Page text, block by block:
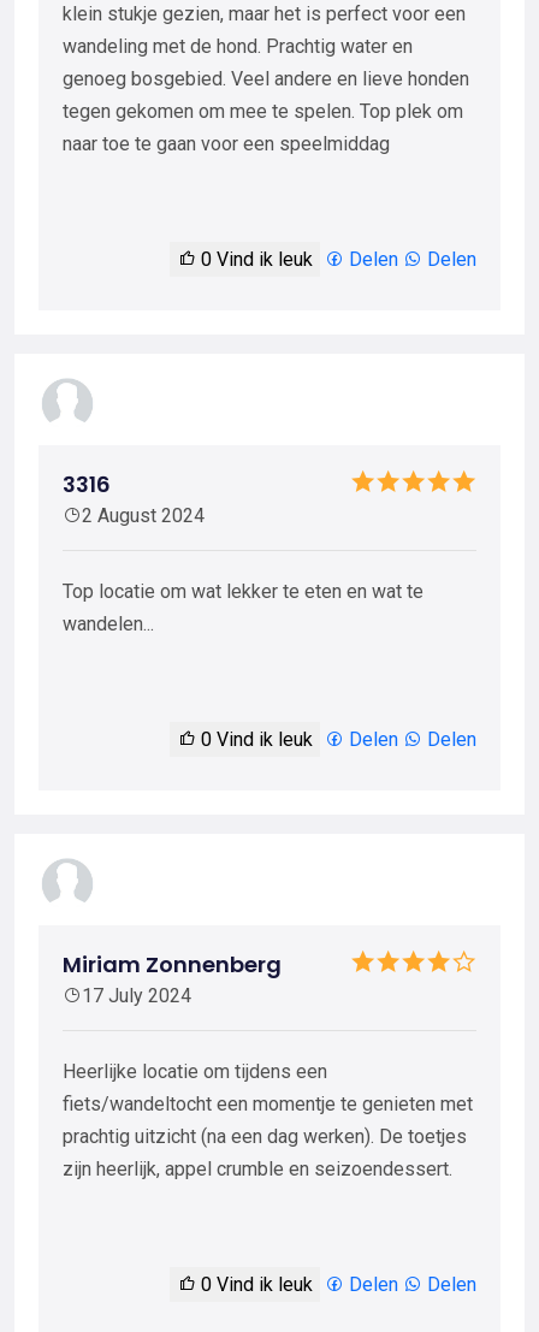
klein stukje gezien, maar het is perfect voor een
wandeling met de hond. Prachtig water en
genoeg bosgebied. Veel andere en lieve honden
tegen gekomen om mee te spelen. Top plek om
naar toe te gaan voor een speelmiddag
0 Vind ik leuk Delen Delen
3316
2 August 2024
Top locatie om wat lekker te eten en wat te
wandelen...
0 Vind ik leuk Delen Delen
Miriam Zonnenberg
17 July 2024
Heerlijke locatie om tijdens een
fiets/wandeltocht een momentje te genieten met
prachtig uitzicht (na een dag werken). De toetjes
zijn heerlijk, appel crumble en seizoendessert.
0 Vind ik leuk Delen Delen